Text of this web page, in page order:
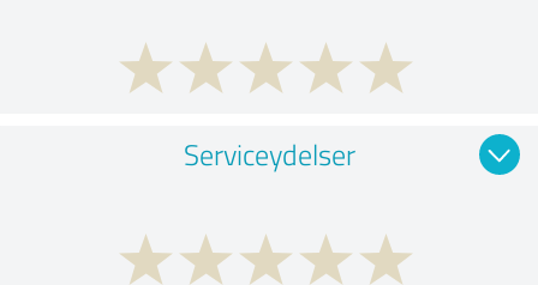
Serviceydelser